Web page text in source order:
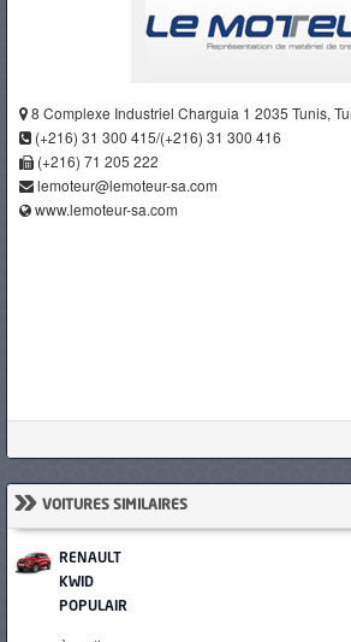
8 Complexe Industriel Charguia 1 2035 Tunis,
(+216) 31 300 415/(+216) 31 300 416
(+216) 71 205 222
lemoteur@lemoteur-sa.com
www.lemoteur-sa.com
» VOITURES SIMILAIRES
RENAULT
KWID
POPULAIRE